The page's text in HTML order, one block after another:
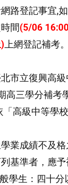
路登記事宜,
間(5/06
上網登記補考
市立復興高
高三學分補考
高級中等學
業成績不及
基準者，應予
學生：四十分